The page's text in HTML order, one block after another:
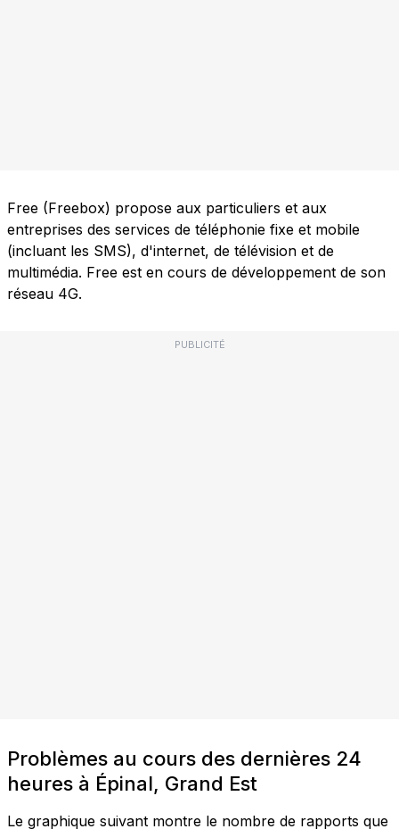
Free (Freebox) propose aux particuliers et aux
entreprises des services de téléphonie fixe et mobile
(incluant les SMS), d'internet, de télévision et de
multimédia. Free est en cours de développement de son
réseau 4G.
PUBLICITÉ
Problèmes au cours des dernières 24
heures à Épinal, Grand Est
Le graphique suivant montre le nombre de rapports que